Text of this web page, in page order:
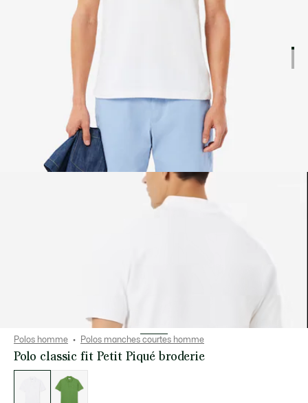
Polos homme Polos manches courtes homme
Polo classic fit Petit Piqué broderie